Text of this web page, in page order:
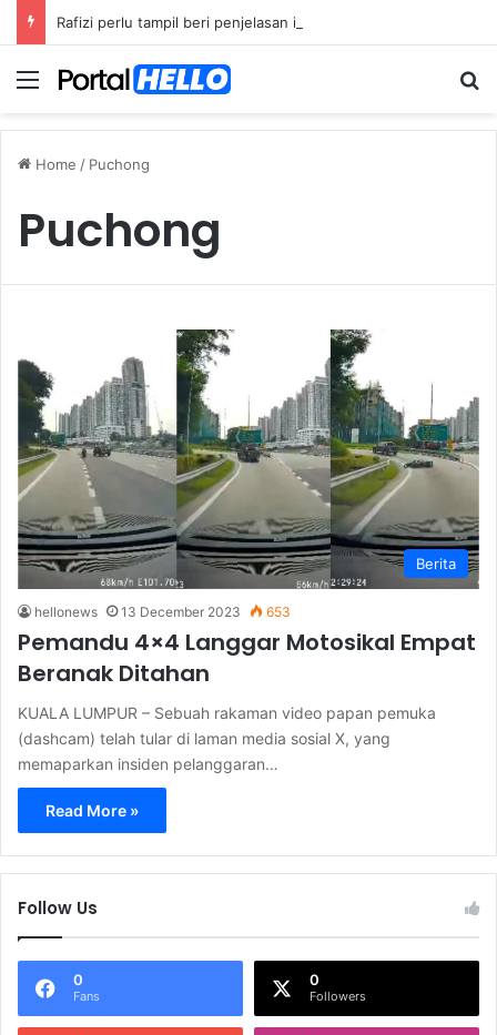
Menu
Home / Puchong
Puchong
Berita
hellonews 13 December 2023 653
Pemandu 4×4 Langgar Motosikal Empat
Beranak Ditahan
KUALA LUMPUR – Sebuah rakaman video papan pemuka
(dashcam) telah tular di laman media sosial X, yang
memaparkan insiden pelanggaran…
Read More »
Follow Us
0
Fans
0
Followers